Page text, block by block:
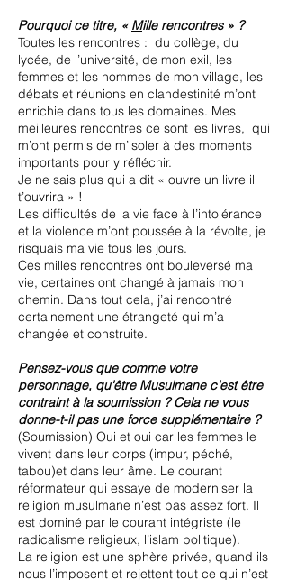
Pourquoi ce titre, « Mille rencontres » ?
Toutes les rencontres : du collège, du
lycée, de l’université, de mon exil, les
femmes et les hommes de mon village, les
débats et réunions en clandestinité m’ont
enrichie dans tous les domaines. Mes
meilleures rencontres ce sont les livres, qui
m’ont permis de m’isoler à des moments
importants pour y réfléchir.
Je ne sais plus qui a dit « ouvre un livre il
t’ouvrira » !
Les difficultés de la vie face à l’intolérance
et la violence m’ont poussée à la révolte, je
risquais ma vie tous les jours.
Ces milles rencontres ont bouleversé ma
vie, certaines ont changé à jamais mon
chemin. Dans tout cela, j’ai rencontré
certainement une étrangeté qui m’a
changée et construite.
Pensez-vous que comme votre
personnage, qu'être Musulmane c'est être
contraint à la soumission ? Cela ne vous
donne-t-il pas une force supplémentaire ?
(Soumission) Oui et oui car les femmes le
vivent dans leur corps (impur, péché,
tabou)et dans leur âme. Le courant
réformateur qui essaye de moderniser la
religion musulmane n’est pas assez fort. Il
est dominé par le courant intégriste (le
radicalisme religieux, l’islam politique).
La religion est une sphère privée, quand ils
nous l’imposent et rejettent tout ce qui n’est